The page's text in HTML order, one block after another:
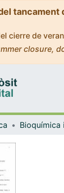
tancament
cierre de
closure,